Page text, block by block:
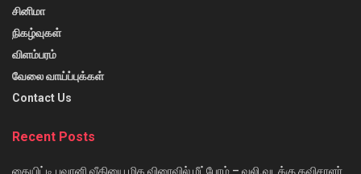
சினிமா
நிகழ்வுகள்
விளம்பரம்
வேலை வாய்ப்புக்கள்
Contact Us
Recent Posts
தையிட்டி பவானி வீதியை மிக விரைவில் மீட்போம் – வலி.வடக்கு தவிசாளர்